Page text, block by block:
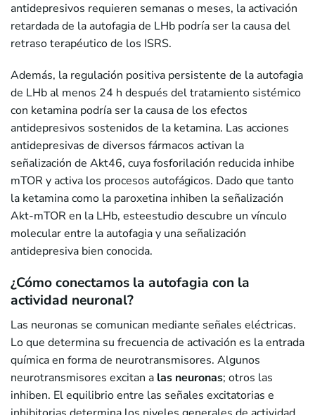
antidepresivos requieren semanas o meses, la activación
retardada de la autofagia de LHb podría ser la causa del
retraso terapéutico de los ISRS.
Además, la regulación positiva persistente de la autofagia
de LHb al menos 24 h después del tratamiento sistémico
con ketamina podría ser la causa de los efectos
antidepresivos sostenidos de la ketamina. Las acciones
antidepresivas de diversos fármacos activan la
señalización de Akt46, cuya fosforilación reducida inhibe
mTOR y activa los procesos autofágicos. Dado que tanto
la ketamina como la paroxetina inhiben la señalización
Akt-mTOR en la LHb, esteestudio descubre un vínculo
molecular entre la autofagia y una señalización
antidepresiva bien conocida.
¿Cómo conectamos la autofagia con la
actividad neuronal?
Las neuronas se comunican mediante señales eléctricas.
Lo que determina su frecuencia de activación es la entrada
química en forma de neurotransmisores. Algunos
neurotransmisores excitan a las neuronas; otros las
inhiben. El equilibrio entre las señales excitatorias e